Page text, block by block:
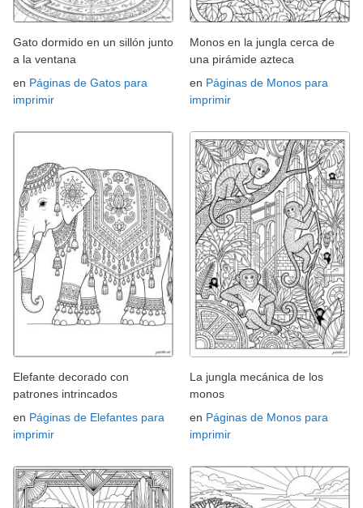
Gato dormido en un sillón junto
a la ventana
en Páginas de Gatos para
imprimir
Monos en la jungla cerca de
una pirámide azteca
en Páginas de Monos para
imprimir
Elefante decorado con
patrones intrincados
en Páginas de Elefantes para
imprimir
La jungla mecánica de los
monos
en Páginas de Monos para
imprimir